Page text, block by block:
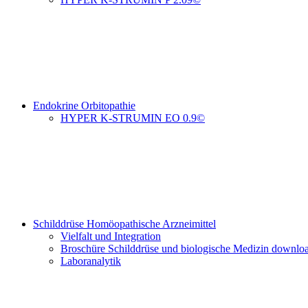
Endokrine Orbitopathie
HYPER K-STRUMIN EO 0.9©
Schilddrüse Homöopathische Arzneimittel
Vielfalt und Integration
Broschüre Schilddrüse und biologische Medizin
Laboranalytik